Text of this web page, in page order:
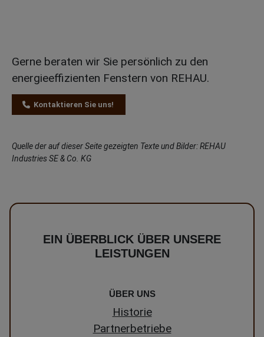
Gerne beraten wir Sie persönlich zu den
energieeffizienten Fenstern von REHAU.
Kontaktieren Sie uns!
Quelle der auf dieser Seite gezeigten Texte und Bilder: REHAU
Industries SE & Co. KG
EIN ÜBERBLICK ÜBER UNSERE
LEISTUNGEN
ÜBER UNS
Historie
Partnerbetriebe